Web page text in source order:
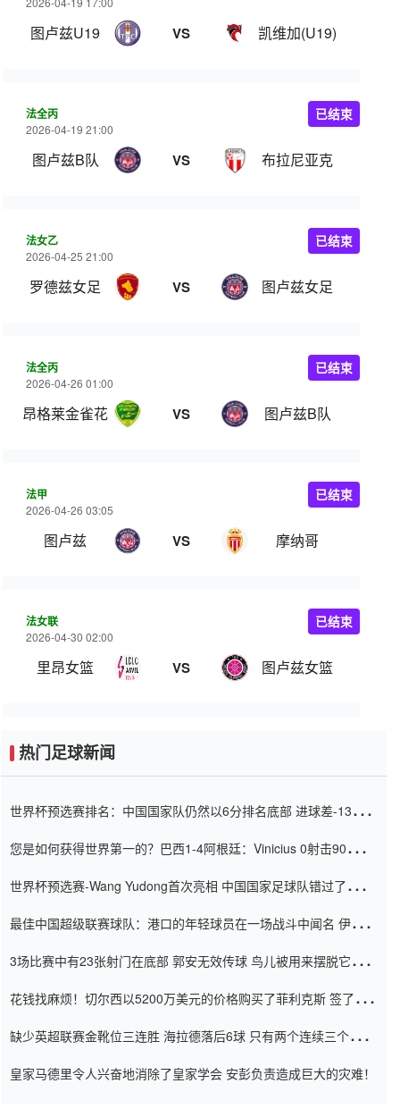
图卢兹U19 VS 凯维加(U19)
法全丙
2026-04-19 21:00
图卢兹B队 VS 布拉尼亚克
已结束
法女乙
2026-04-25 21:00
罗德兹女足 VS 图卢兹女足
已结束
法全丙
2026-04-26 01:00
昂格莱金雀花 VS 图卢兹B队
已结束
法甲
2026-04-26 03:05
图卢兹 VS 摩纳哥
已结束
法女联
2026-04-30 02:00
里昂女篮 VS 图卢兹女篮
已结束
热门足球新闻
世界杯预选赛排名：中国国家队仍然以6分排名底部 进球差-13令人
您是如何获得世界第一的？巴西1-4阿根廷：Vinicius 0射击90分钟
世界杯预选赛-Wang Yudong首次亮相 中国国家足球队错过了世界
最佳中国超级联赛球队：港口的年轻球员在一场战斗中闻名 伊万放
3场比赛中有23张射门在底部 郭安无效传球 鸟儿被用来摆脱它
花钱找麻烦！切尔西以5200万美元的价格购买了菲利克斯 签了7年
缺少英超联赛金靴位三连胜 海拉德落后6球 只有两个连续三个连续
皇家马德里令人兴奋地消除了皇家学会 安彭负责造成巨大的灾难！